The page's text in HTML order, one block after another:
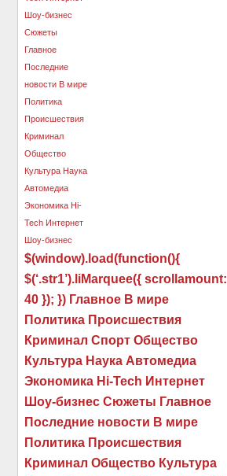
$(window).load(function(){
$(‘.str1’).liMarquee({ scrollamount:
40 }); }) Главное В мире
Политика Происшествия
Криминал Спорт Общество
Культура Наука Автомедиа
Экономика Hi-Tech Интернет
Шоу-бизнес Сюжеты Главное
Последние новости В мире
Политика Происшествия
Криминал Общество Культура